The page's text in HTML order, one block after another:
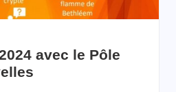
avec le Pôle